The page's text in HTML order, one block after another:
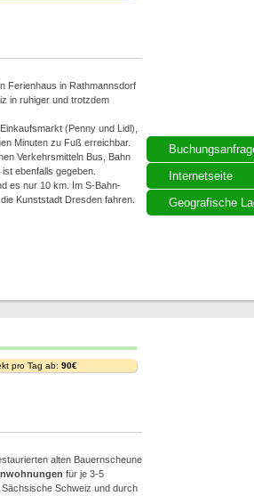
Internetseite
Geografische
Ferienhaus in Rathmannsdorf
in ruhiger und trotzdem
(Penny und Lidl),
Minuten zu Fuß erreichbar.
Verkehrsmitteln Bus, Bahn
ebenfalls gegeben.
es nur 10 km. Im S-Bahn-
Kunststadt Dresden fahren.
pro Tag ab: 90€
alten Bauernscheune
für je 3-5
Schweiz und durch